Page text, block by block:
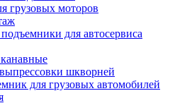
грузовых моторов
для автосервиса
шкворней
для грузовых автомобилей